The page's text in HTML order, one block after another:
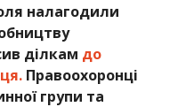
налагодили
ділкам до
Правоохоронці
групи та